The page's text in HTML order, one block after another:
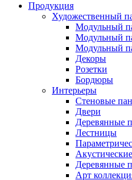
Продукция
Художественный
Модульный
Модульный
Модульный
Декоры
Розетки
Бордюры
Интерьеры
Стеновые
Двери
Деревянные
Лестницы
Деревянные
Арт